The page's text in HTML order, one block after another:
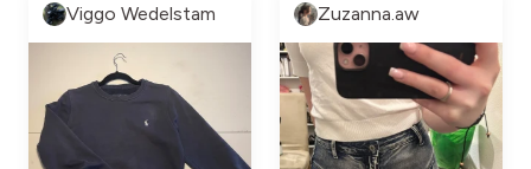
Viggo Wedelstam Zuzanna.aw